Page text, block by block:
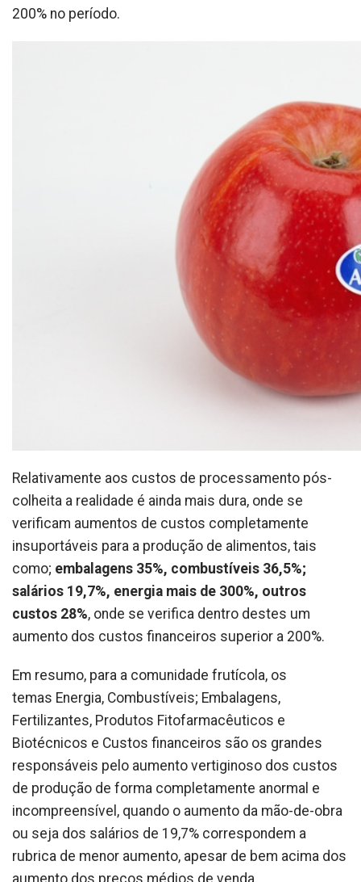
200% no período.
Relativamente aos custos de processamento pós-
colheita a realidade é ainda mais dura, onde se
verificam aumentos de custos completamente
insuportáveis para a produção de alimentos, tais
como; embalagens 35%, combustíveis 36,5%;
salários 19,7%, energia mais de 300%, outros
custos 28%, onde se verifica dentro destes um
aumento dos custos financeiros superior a 200%.
Em resumo, para a comunidade frutícola, os
temas Energia, Combustíveis; Embalagens,
Fertilizantes, Produtos Fitofarmacêuticos e
Biotécnicos e Custos financeiros são os grandes
responsáveis pelo aumento vertiginoso dos custos
de produção de forma completamente anormal e
incompreensível, quando o aumento da mão-de-obra
ou seja dos salários de 19,7% correspondem a
rubrica de menor aumento, apesar de bem acima dos
aumento dos preços médios de venda.